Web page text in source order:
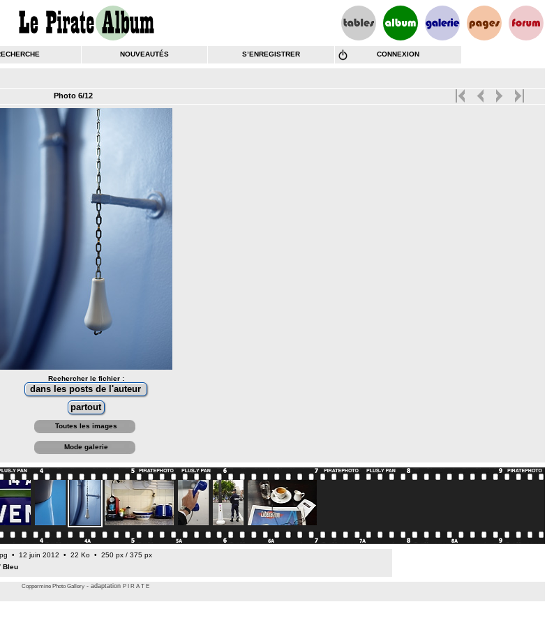
NOUVEAUTÉS S’ENREGISTRER CONNEXION
Photo 6/12
Rechercher le fichier :
Toutes les images
Mode galerie
• 12 juin 2012 • 22 Ko • 250 px / 375 px
Bleu
Coppermine Photo Gallery- adaptation P I R A T E